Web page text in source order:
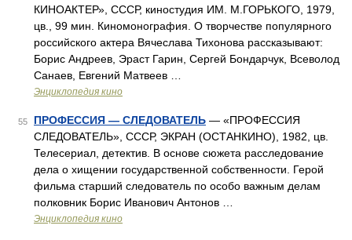
КИНОАКТЕР», СССР, киностудия ИМ. М.ГОРЬКОГО, 1979,
цв., 99 мин. Киномонография. О творчестве популярного
российского актера Вячеслава Тихонова рассказывают:
Борис Андреев, Эраст Гарин, Сергей Бондарчук, Всеволод
Санаев, Евгений Матвеев …
Энциклопедия кино
55 ПРОФЕССИЯ — СЛЕДОВАТЕЛЬ — «ПРОФЕССИЯ
СЛЕДОВАТЕЛЬ», СССР, ЭКРАН (ОСТАНКИНО), 1982, цв.
Телесериал, детектив. В основе сюжета расследование
дела о хищении государственной собственности. Герой
фильма старший следователь по особо важным делам
полковник Борис Иванович Антонов …
Энциклопедия кино